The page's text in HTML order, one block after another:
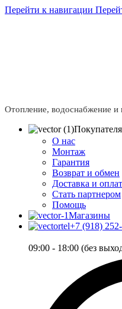
Перейти к навигации
Отопление, водоснабжение и
О нас
Монтаж
Гарантия
Возврат и обмен
Доставка и
Стать партнером
Помощь
Магазины
+7 (918)
09:00 - 18:00 (без